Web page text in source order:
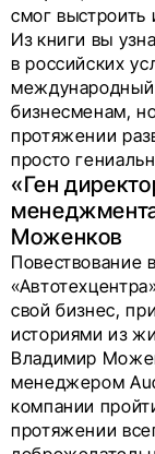
смог выстроить
Из книги вы
в российских
международный
бизнесменам,
протяжении
просто
«Ген
Моженков
Повествование
свой бизнес,
историями из
Владимир
менеджером
компании
протяжении